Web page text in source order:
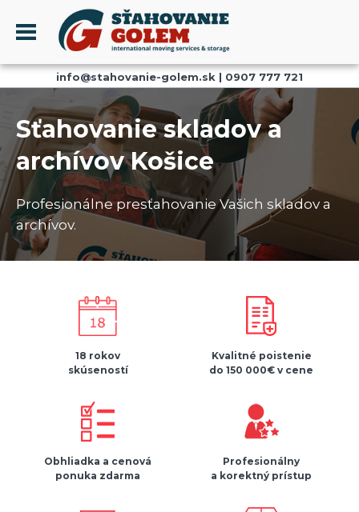
Menu
PROFIL
SŤAHOVANIE - SŤAHOVACIE SLUŽBY
DOPRAVA - DOPRAVNÉ SLUŽBY
AKCIE A ZĽAVY
SKLADOVANIE
REFERENCIE
CENNÍK
info@stahovanie-golem.sk | 0907 777 721
Sťahovanie skladov a
archívov Košice
Profesionálne presťahovanie Vašich skladov a
archívov.
18 rokov
skúseností
Kvalitné poistenie
do 150 000€ v cene
Obhliadka a cenová
ponuka zdarma
Profesionálny
a korektný prístup